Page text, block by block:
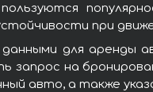
при
для
запрос на
авто, а также